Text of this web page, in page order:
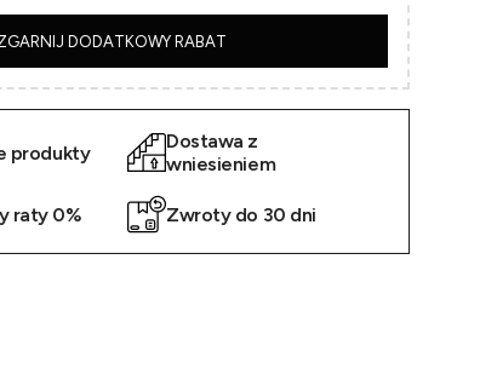
DODATKOWY RABAT
produkty
Dostawa z
wniesieniem
raty 0% Zwroty do 30 dni